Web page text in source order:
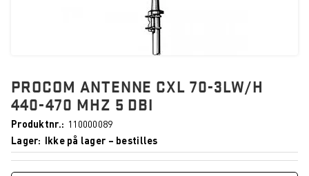
PROCOM ANTENNE CXL 70-3LW/H
440-470 MHZ 5 DBI
Produktnr.
110000089
Lager
Ikke på lager – bestilles